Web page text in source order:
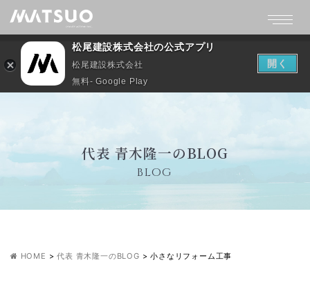
代表 青木隆一のBLOG
BLOG
HOME >代表 青木隆一のBLOG >小さなリフォーム工事
松尾建設株式会社の公式アプリ
松尾建設株式会社
無料- Google Play
開く